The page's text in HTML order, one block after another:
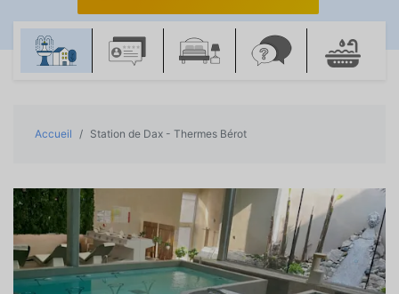
Accueil Station de Dax - Thermes Bérot